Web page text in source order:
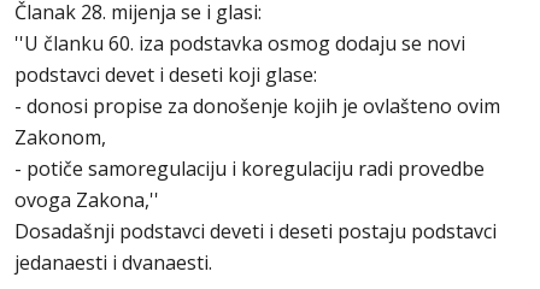
Članak 28. mijenja se i glasi:
''U članku 60. iza podstavka osmog dodaju se novi
podstavci devet i deseti koji glase:
- donosi propise za donošenje kojih je ovlašteno ovim
Zakonom,
- potiče samoregulaciju i koregulaciju radi provedbe
ovoga Zakona,''
Dosadašnji podstavci deveti i deseti postaju podstavci
jedanaesti i dvanaesti.